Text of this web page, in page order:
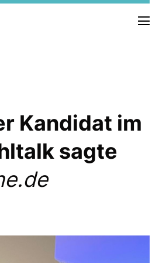
VITA
PRESSEFOTOS
BÜRGERBÜRO
Redebeiträge
Kandidat im
sagte